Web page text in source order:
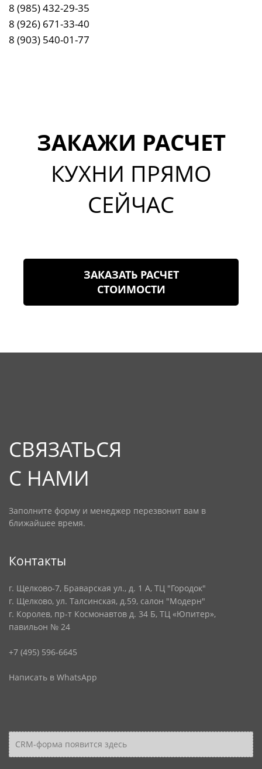
8 (985) 432-29-35
8 (926) 671-33-40
8 (903) 540-01-77
ЗАКАЖИ РАСЧЕТ
КУХНИ ПРЯМО
СЕЙЧАС
ЗАКАЗАТЬ РАСЧЕТ
СТОИМОСТИ
СВЯЗАТЬСЯ
С НАМИ
Заполните форму и менеджер перезвонит вам в
ближайшее время.
Контакты
г. Щелково-7, Браварская ул., д. 1 А, ТЦ "Городок"
г. Щелково, ул. Талсинская, д.59, салон "Модерн"
г. Королев, пр-т Космонавтов д. 34 Б, ТЦ «Юпитер»,
павильон № 24
+7 (495) 596-6645
Написать в WhatsApp
CRM-форма появится здесь